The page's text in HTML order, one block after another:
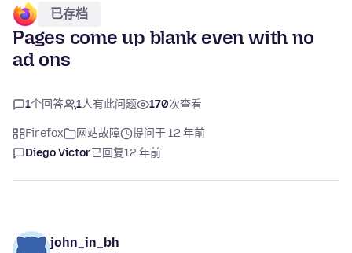
已存档
Pages come up blank even with no
ad ons
1个回答 1人有此问题 170次查看
Firefox 网站故障
提问于 12 年前
Diego Victor已回复12 年前
john_in_bh